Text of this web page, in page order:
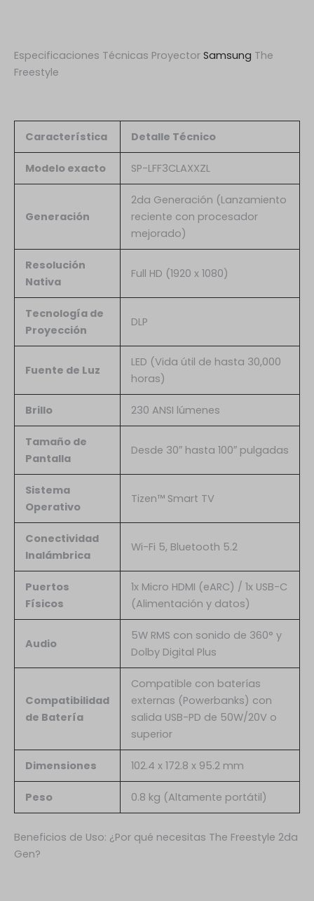
Especificaciones Técnicas Proyector Samsung The
Freestyle
Característica Detalle Técnico
Modelo exacto SP-LFF3CLAXXZL
Generación
2da Generación (Lanzamiento
reciente con procesador
mejorado)
Resolución
Nativa
Full HD (1920 x 1080)
Tecnología de
Proyección
DLP
Fuente de Luz
LED (Vida útil de hasta 30,000
horas)
Brillo 230 ANSI lúmenes
Tamaño de
Pantalla
Desde 30″ hasta 100″ pulgadas
Sistema
Operativo
Tizen™ Smart TV
Conectividad
Inalámbrica
Wi-Fi 5, Bluetooth 5.2
Puertos
Físicos
1x Micro HDMI (eARC) / 1x USB-C
(Alimentación y datos)
Audio
5W RMS con sonido de 360° y
Dolby Digital Plus
Compatibilidad
de Batería
Compatible con baterías
externas (Powerbanks) con
salida USB-PD de 50W/20V o
superior
Dimensiones 102.4 x 172.8 x 95.2 mm
Peso 0.8 kg (Altamente portátil)
Beneficios de Uso: ¿Por qué necesitas The Freestyle 2da
Gen?